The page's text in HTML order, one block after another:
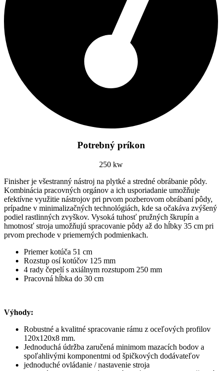
Potrebný príkon
250 kw
Finisher je všestranný nástroj na plytké a stredné obrábanie pôdy.
Kombinácia pracovných orgánov a ich usporiadanie umožňuje
efektívne využitie nástrojov pri prvom pozberovom obrábaní pôdy,
prípadne v minimalizačných technológiách, kde sa očakáva zvýšený
podiel rastlinných zvyškov. Vysoká tuhosť pružných škrupín a
hmotnosť stroja umožňujú spracovanie pôdy až do hĺbky 35 cm pri
prvom prechode v priemerných podmienkach.
Priemer kotúča 51 cm
Rozstup osí kotúčov 125 mm
4 rady čepelí s axiálnym rozstupom 250 mm
Pracovná hĺbka do 30 cm
Výhody:
Robustné a kvalitné spracovanie rámu z oceľových profilov
120x120x8 mm.
Jednoduchá údržba zaručená minimom mazacích bodov a
spoľahlivými komponentmi od špičkových dodávateľov
jednoduché ovládanie / nastavenie stroja